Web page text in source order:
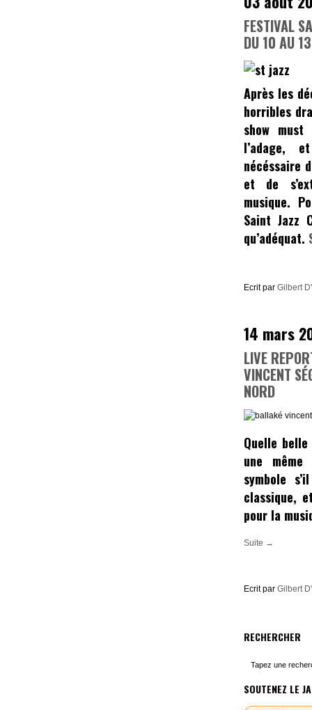
FESTIVAL
DU 10 AU
Après les
horribles
show
l’adage,
nécéssaire
et de
musique.
Saint Jazz
qu’adéquat.
Ecrit par Gilbert
14 mars
LIVE
VINCENT
NORD
Quelle belle
une même
symbole
classique,
pour la
Suite →
Ecrit par Gilbert
RECHERCHER
SOUTENEZ LE